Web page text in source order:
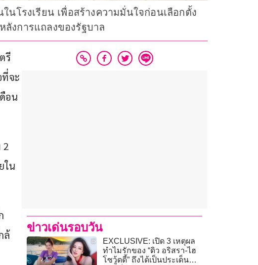
โรงเรียน เพื่อสร้างความมั่นใจก่อนเลือกตั้ง
งการแถลงของรัฐบาล
รี
ที่จะ
อน
2
ใน
ล้
ข่าวเด่นรอบวัน
EXCLUSIVE: เปิด 3 เหตุผล
ทำไมรักของ “ดิว อริสรา-ไฮ
โซวู้ดดี้” ถึงได้เป็นประเด็น